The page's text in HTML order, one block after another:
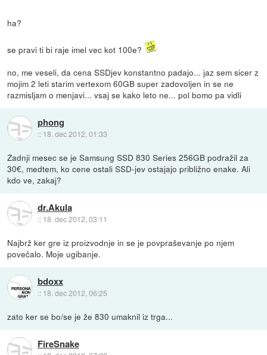
ha?
se pravi ti bi raje imel vec kot 100e?
no, me veseli, da cena SSDjev konstantno padajo... jaz sem sicer z
mojim 2 leti starim vertexom 60GB super zadovoljen in se ne
razmisljam o menjavi... vsaj se kako leto ne... pol bomo pa vidli
phong
:: 18. dec 2012, 01:33
Zadnji mesec se je Samsung SSD 830 Series 256GB podražil za
30€, medtem, ko cene ostali SSD-jev ostajajo približno enake. Ali
kdo ve, zakaj?
dr.Akula
:: 18. dec 2012, 03:11
Najbrž ker gre iz proizvodnje in se je povpraševanje po njem
povečalo. Moje ugibanje.
bdoxx
:: 18. dec 2012, 06:25
zato ker se bo/se je že 830 umaknil iz trga...
FireSnake